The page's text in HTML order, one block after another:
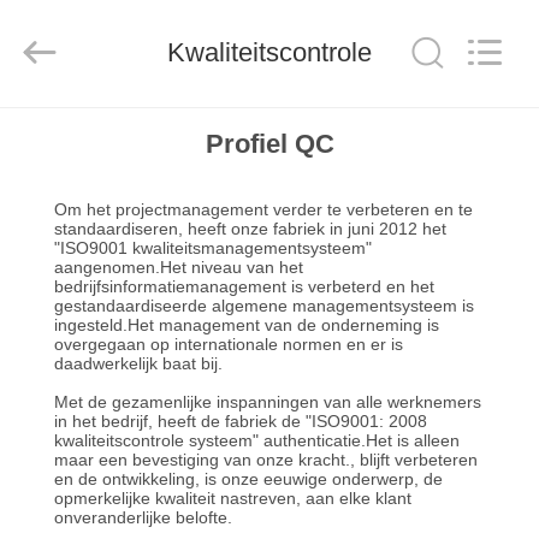
PRODUCTEN
VIDEOS
ONGEVEER
ONS
FABRIEKSREIS
Rights
Kwaliteitscontrole
Profiel QC
Om het projectmanagement verder te verbeteren en te
standaardiseren, heeft onze fabriek in juni 2012 het
"ISO9001 kwaliteitsmanagementsysteem"
aangenomen.Het niveau van het
bedrijfsinformatiemanagement is verbeterd en het
gestandaardiseerde algemene managementsysteem is
ingesteld.Het management van de onderneming is
overgegaan op internationale normen en er is
daadwerkelijk baat bij.
Met de gezamenlijke inspanningen van alle werknemers
in het bedrijf, heeft de fabriek de "ISO9001: 2008
kwaliteitscontrole systeem" authenticatie.Het is alleen
maar een bevestiging van onze kracht., blijft verbeteren
en de ontwikkeling, is onze eeuwige onderwerp, de
opmerkelijke kwaliteit nastreven, aan elke klant
onveranderlijke belofte.